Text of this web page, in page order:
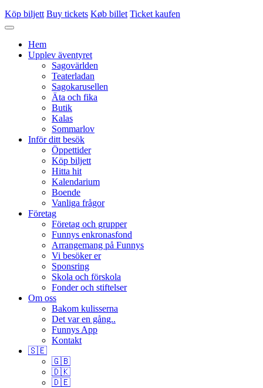
Köp biljett Buy tickets Køb billet Ticket kaufen
Hem
Upplev äventyret
Sagovärlden
Teaterladan
Sagokarusellen
Äta och fika
Butik
Kalas
Sommarlov
Inför ditt besök
Öppettider
Köp biljett
Hitta hit
Kalendarium
Boende
Vanliga frågor
Företag
Företag och grupper
Funnys enkronasfond
Arrangemang på Funnys
Vi besöker er
Sponsring
Skola och förskola
Fonder och stiftelser
Om oss
Bakom kulisserna
Det var en gång..
Funnys App
Kontakt
🇸🇪
🇬🇧
🇩🇰
🇩🇪